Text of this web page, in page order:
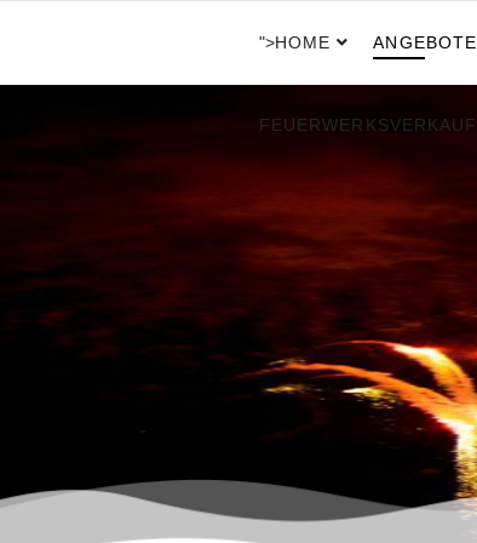
">HOME ANGEBOTE
FEUERWERKSVERKAUF